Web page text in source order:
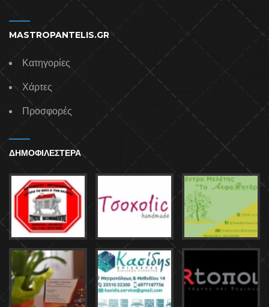
MASTROPANTELIS.GR
Κατηγορίες
Χάρτες
Προσφορές
ΔΗΜΟΦΙΛΕΣΤΕΡΑ